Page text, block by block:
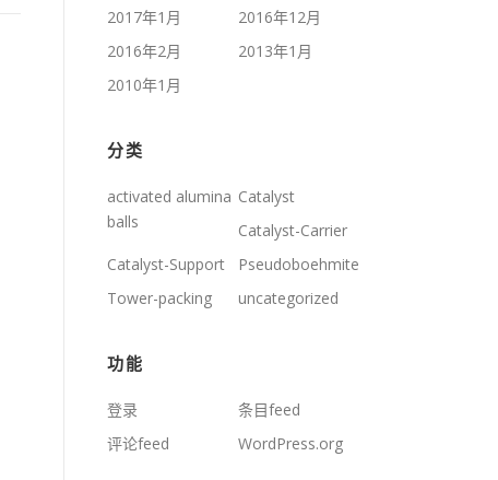
2017年1月
2016年12月
2016年2月
2013年1月
2010年1月
分类
activated alumina
balls
Catalyst
Catalyst-Carrier
Catalyst-Support
Pseudoboehmite
Tower-packing
uncategorized
功能
登录
条目feed
评论feed
WordPress.org